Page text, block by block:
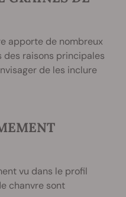
apporte de nombreux
raisons principales
de les inclure
vu dans le profil
chanvre sont